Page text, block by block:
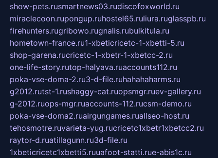
show-pets.rusmartnews03.rudiscofoxworld.ru
miraclecoon.rupongup.ruhostel65.ruliura.ruglasspb.ru
firehunters.rugribowo.rugnalis.rubulkitula.ru
hometown-france.ru1-xbeticricetc-1-xbetti-5.ru
shop-garena.rucricetc-1-xbetr-1-xbetcc-2.ru
one-life-story.rutop-halyava.ruaccounts112.ru
poka-vse-doma-2.ru3-d-file.ruhahahaharms.ru
g2012.rutst-1.rushaggy-cat.ruopsmgr.ruev-gallery.ru
g-2012.ruops-mgr.ruaccounts-112.rucsm-demo.ru
poka-vse-doma2.ruairgungames.ruallseo-host.ru
tehosmotre.ruvarieta-yug.rucricetc1xbetr1xbetcc2.ru
raytor-d.ruatillagunn.ru3d-file.ru
1xbeticricetc1xbetti5.ruuafoot-statti.rue-abis1c.ru